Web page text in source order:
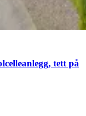
tett på